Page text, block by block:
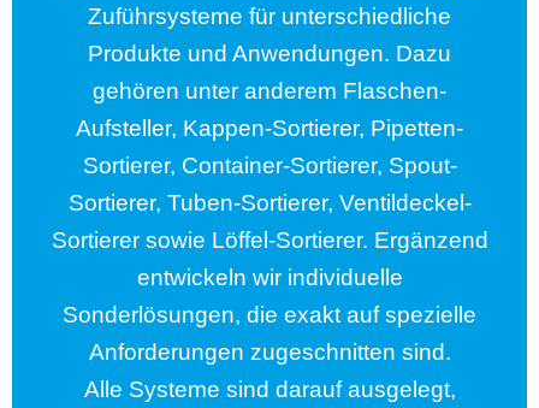
Zuführsysteme für unterschiedliche
Produkte und Anwendungen. Dazu
gehören unter anderem Flaschen-
Aufsteller, Kappen-Sortierer, Pipetten-
Sortierer, Container-Sortierer, Spout-
Sortierer, Tuben-Sortierer, Ventildeckel-
Sortierer sowie Löffel-Sortierer. Ergänzend
entwickeln wir individuelle
Sonderlösungen, die exakt auf spezielle
Anforderungen zugeschnitten sind.
Alle Systeme sind darauf ausgelegt,